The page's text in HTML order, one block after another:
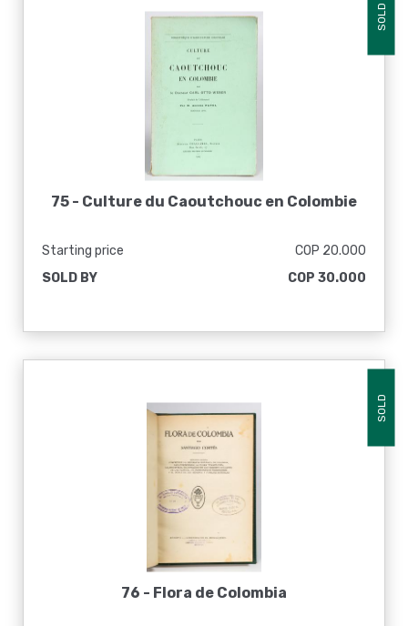
SOLD
75 - Culture du Caoutchouc en Colombie
Starting price
COP 20.000
SOLD BY
COP 30.000
SOLD
76 - Flora de Colombia